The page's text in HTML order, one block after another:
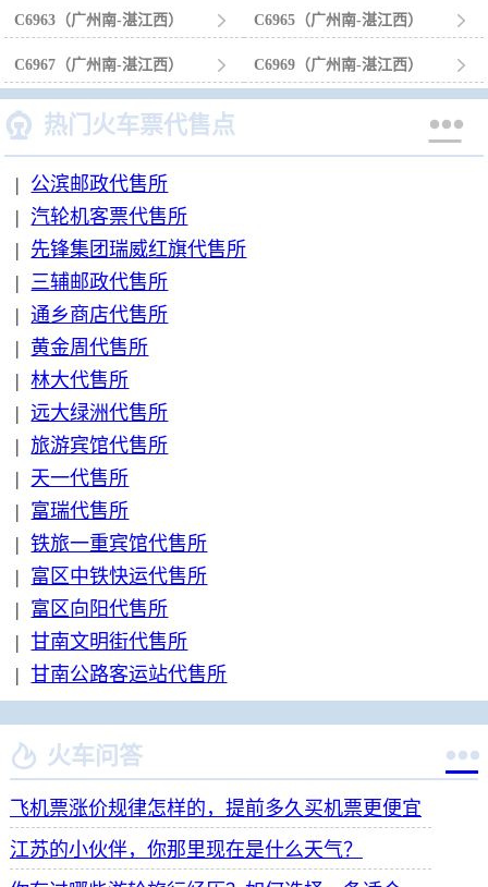
C6963（广州南-湛江西）  C6965（广州南-湛江西） 
C6967（广州南-湛江西）  C6969（广州南-湛江西） 
 热门火车票代售点 
| 公滨邮政代售所
| 汽轮机客票代售所
| 先锋集团瑞威红旗代售所
| 三辅邮政代售所
| 通乡商店代售所
| 黄金周代售所
| 林大代售所
| 远大绿洲代售所
| 旅游宾馆代售所
| 天一代售所
| 富瑞代售所
| 铁旅一重宾馆代售所
| 富区中铁快运代售所
| 富区向阳代售所
| 甘南文明街代售所
| 甘南公路客运站代售所
 火车问答 
飞机票涨价规律怎样的，提前多久买机票更便宜
江苏的小伙伴，你那里现在是什么天气？